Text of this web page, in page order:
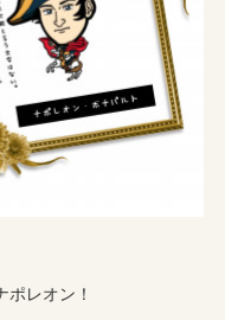
レオン！